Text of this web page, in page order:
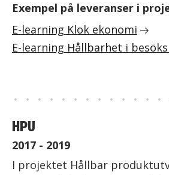
Exempel på leveranser i
E-learning Klok ekonomi
E-learning Hållbarhet i
HPU
2017 - 2019
I projektet Hållbar